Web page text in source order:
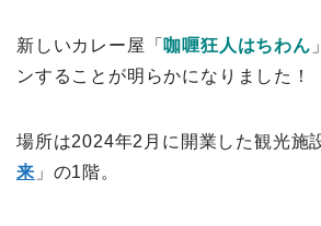
新しいカレー屋「 咖喱狂人はちわん
ンすることが明らかになりました！
場所は2024年2月に開業した観光施
来 」の1階。